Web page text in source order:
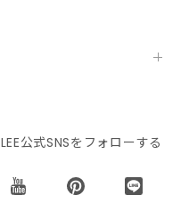
LEE公式SNSをフォローする